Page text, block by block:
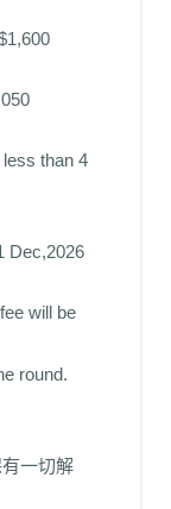
less than 4
Dec,2026
will be
round.
一切解